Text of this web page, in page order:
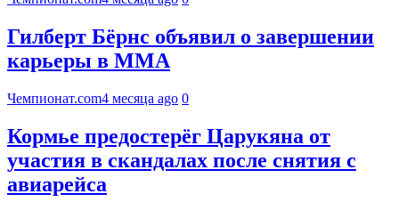
Гилберт Бёрнс объявил о завершении
карьеры в ММА
Чемпионат.com4 месяца ago 0
Кормье предостерёг Царукяна от
участия в скандалах после снятия с
авиарейса